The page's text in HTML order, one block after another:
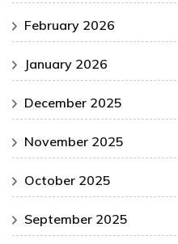
February 2026
January 2026
December 2025
November 2025
October 2025
September 2025